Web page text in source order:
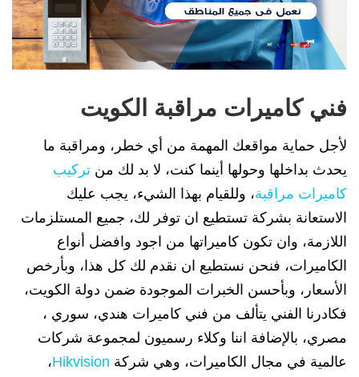
فني كاميرات مراقبة الكويت
لأجل حماية مواقعك المهمة من أي خطر، ومراقبة ما
يحدث بداخلها وحولها أينما كنت، لا بد لك من تركيب
كاميرات مراقبة، وللقيام بهذا الشيء، يجب عليك
الاستعانة بشركة تستطيع ان توفر لك، جميع المستلزمات
اللازمة، وان تكون كاميراتها من اجود وافضل أنواع
الكاميرات، فنحن نستطيع ان نقدم لك كل هذا، وبأرخص
الأسعار، وبأحسن الخبرات الموجودة ضمن دولة الكويت،
فكادرنا الفني يتألف من فني كاميرات هندي، سوري ،
مصري، بالإضافة اننا وكلاء رسميون لمجموعة شركات
عالمية في مجال الكاميرات، وهي شركة Hikvision،